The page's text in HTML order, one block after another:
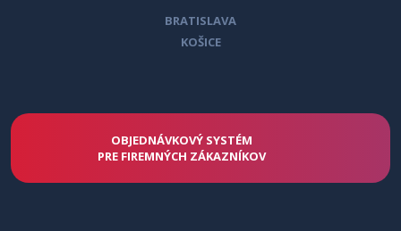
BRATISLAVA
KOŠICE
OBJEDNÁVKOVÝ SYSTÉM
PRE FIREMNÝCH ZÁKAZNÍKOV